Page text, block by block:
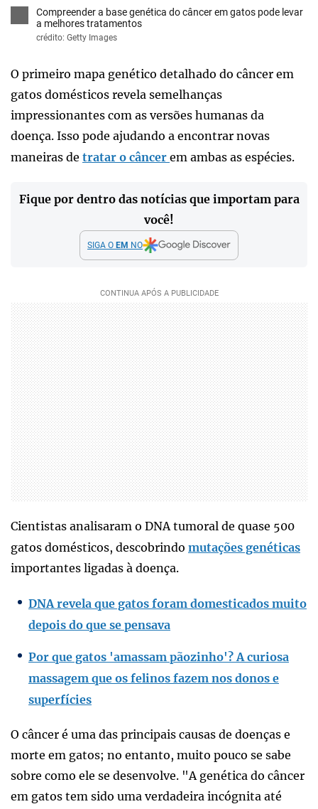
Compreender a base genética do câncer em gatos pode levar
a melhores tratamentos
crédito: Getty Images
O primeiro mapa genético detalhado do câncer em
gatos domésticos revela semelhanças
impressionantes com as versões humanas da
doença. Isso pode ajudando a encontrar novas
maneiras de tratar o câncer em ambas as espécies.
Fique por dentro das notícias que importam para
você!
SIGA O EM NO
Cientistas analisaram o DNA tumoral de quase 500
gatos domésticos, descobrindo mutações genéticas
importantes ligadas à doença.
DNA revela que gatos foram domesticados muito
depois do que se pensava
Por que gatos 'amassam pãozinho'? A curiosa
massagem que os felinos fazem nos donos e
superfícies
O câncer é uma das principais causas de doenças e
morte em gatos; no entanto, muito pouco se sabe
sobre como ele se desenvolve. "A genética do câncer
em gatos tem sido uma verdadeira incógnita até